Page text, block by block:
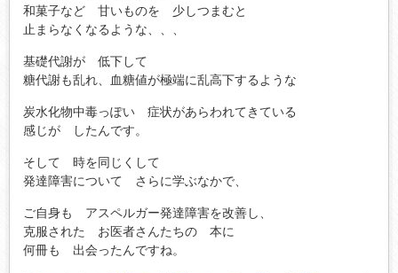
和菓子など 甘いものを 少しつまむと
止まらなくなるような、、、
基礎代謝が 低下して
糖代謝も乱れ、血糖値が極端に乱高下するような
炭水化物中毒っぽい 症状があらわれてきている
感じが したんです。
そして 時を同じくして
発達障害について さらに学ぶなかで、
ご自身も アスペルガー発達障害を改善し、
克服された お医者さんたちの 本に
何冊も 出会ったんですね。